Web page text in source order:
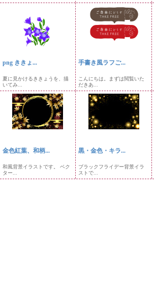
png ききょ...
夏に見かけるききょうを、描
いてみ...
手書き風ラフご...
こんにちは。まずは閲覧いた
だきあ...
金色紅葉、和柄...
和風背景イラストです。 ベク
ター...
黒・金色・キラ...
ブラックフライデー背景イラ
ストで...